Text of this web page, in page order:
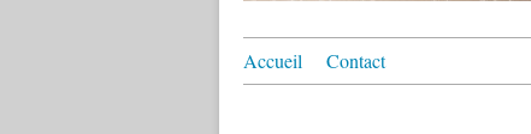
Accueil Contact